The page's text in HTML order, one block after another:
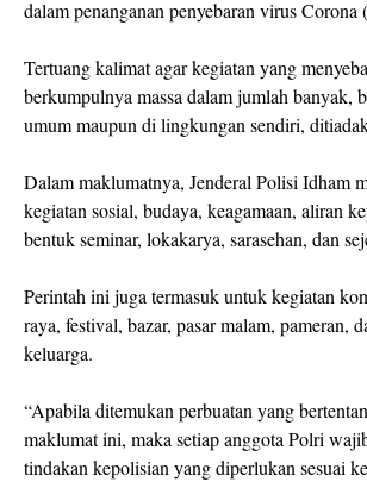
dalam penanganan penyebaran virus
Tertuang kalimat agar kegiatan yang
berkumpulnya massa dalam jumlah banyak,
umum maupun di lingkungan sendiri,
Dalam maklumatnya, Jenderal Polisi Idham
kegiatan sosial, budaya, keagamaan, aliran
bentuk seminar, lokakarya, sarasehan, dan
Perintah ini juga termasuk untuk kegiatan
raya, festival, bazar, pasar malam, pameran,
keluarga.
“Apabila ditemukan perbuatan yang
maklumat ini, maka setiap anggota Polri
tindakan kepolisian yang diperlukan sesuai